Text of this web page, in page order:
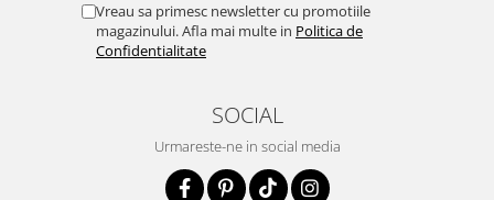
Vreau sa primesc newsletter cu promotiile
magazinului. Afla mai multe in Politica de
Confidentialitate
SOCIAL
Urmareste-ne in social media